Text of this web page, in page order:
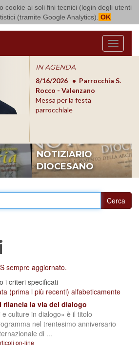
cookie ai soli fini tecnici (login degli utenti
(tramite Google Analytics). OK
di Bari Bitonto
Menu
IN AGENDA
8/16/2026
Parrocchia S.
Rocco - Valenzano
Messa per la festa
parrocchiale
NOTIZIARIO
DIOCESANO
sempre aggiornato.
i criteri specificati
(prima i più recenti) alfabeticamente
rilancia la via del dialogo
culture in dialogo» è il titolo
nel trentesimo anniversario
di ...
on-line